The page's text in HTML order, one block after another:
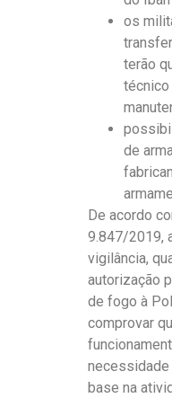
os
terão
técnico
de
De acordo
9.847/2019,
vigilância,
autorização
de fogo à
comprovar
base na